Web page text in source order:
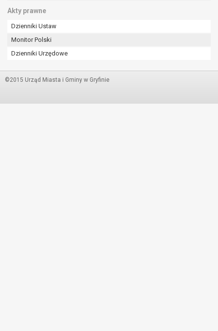
Akty prawne
Dzienniki Ustaw
Monitor Polski
Dzienniki Urzędowe
©2015 Urząd Miasta i Gminy w Gryfinie